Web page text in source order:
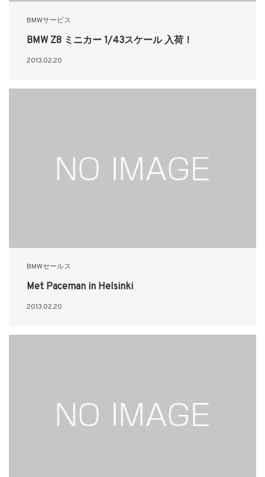
BMWサービス
BMW Z8 ミニカー 1/43スケール 入荷！
2013.02.20
BMWセールス
Met Paceman in Helsinki
2013.02.20